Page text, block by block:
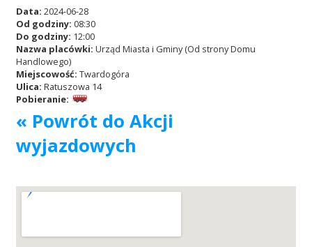
RCKiK
Akcje wyjazdowe
Szpitale
Data: 2024-06-28
Od godziny: 08:30
Do godziny: 12:00
Nazwa placówki: Urząd Miasta i Gminy (Od strony Domu
Handlowego)
Miejscowość: Twardogóra
Ulica: Ratuszowa 14
Pobieranie:
« Powrót do Akcji
wyjazdowych